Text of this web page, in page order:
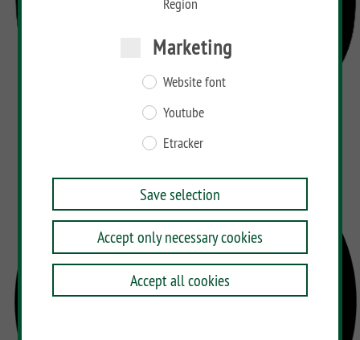
Region
Marketing
Website font
Youtube
Etracker
Save selection
Accept only necessary cookies
Accept all cookies